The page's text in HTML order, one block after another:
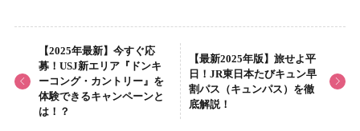
【2025年最新】今すぐ応
募！USJ新エリア『ドンキ
ーコング・カントリー』を
体験できるキャンペーンと
は！？
【最新2025年版】旅せよ平
日！JR東日本たびキュン早
割パス（キュンパス）を徹
底解説！